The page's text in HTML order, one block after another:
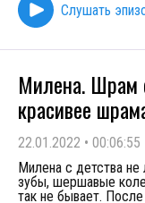
Слушать
Милена. Шрам
красивее
22.01.2022 • 00:06:55
Милена с детства
зубы, шершавые
так не бывает. После